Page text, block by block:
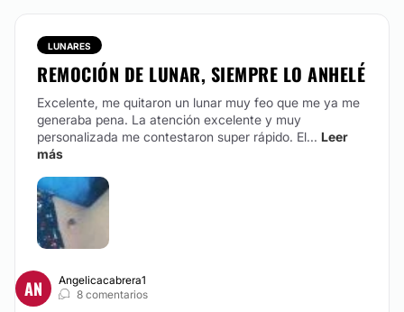
LUNARES
REMOCIÓN DE LUNAR, SIEMPRE LO ANHELÉ
Excelente, me quitaron un lunar muy feo que me ya me
generaba pena. La atención excelente y muy
personalizada me contestaron super rápido. El... Leer
más
AN
Angelicacabrera1
8 comentarios